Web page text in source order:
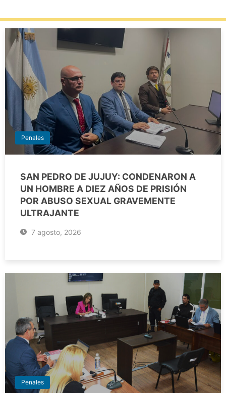
Penales
SAN PEDRO DE JUJUY: CONDENARON A
UN HOMBRE A DIEZ AÑOS DE PRISIÓN
POR ABUSO SEXUAL GRAVEMENTE
ULTRAJANTE
7 agosto, 2026
Penales